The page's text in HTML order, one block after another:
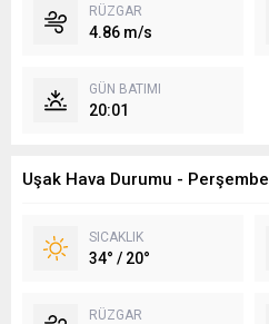
RÜZGAR
4.86 m/s
GÜN BATIMI
20:01
Uşak Hava Durumu - Perşembe
SICAKLIK
34° / 20°
RÜZGAR